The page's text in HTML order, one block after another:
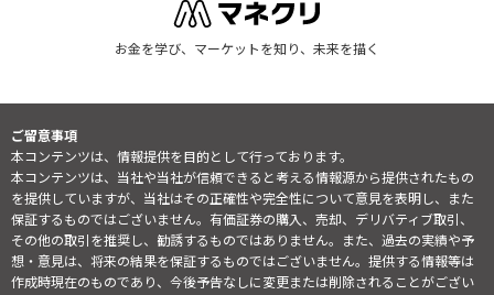
お金を学び、マーケットを知り、未来を描く
ご留意事項
本コンテンツは、情報提供を目的として行っております。
本コンテンツは、当社や当社が信頼できると考える情報源から提供されたもの
を提供していますが、当社はその正確性や完全性について意見を表明し、また
保証するものではございません。有価証券の購入、売却、デリバティブ取引、
その他の取引を推奨し、勧誘するものではありません。また、過去の実績や予
想・意見は、将来の結果を保証するものではございません。提供する情報等は
作成時現在のものであり、今後予告なしに変更または削除されることがござい